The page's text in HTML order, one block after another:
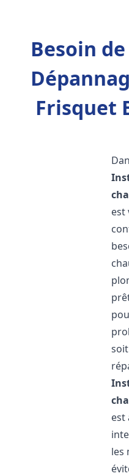
Besoin
Frisquet
est
est
les